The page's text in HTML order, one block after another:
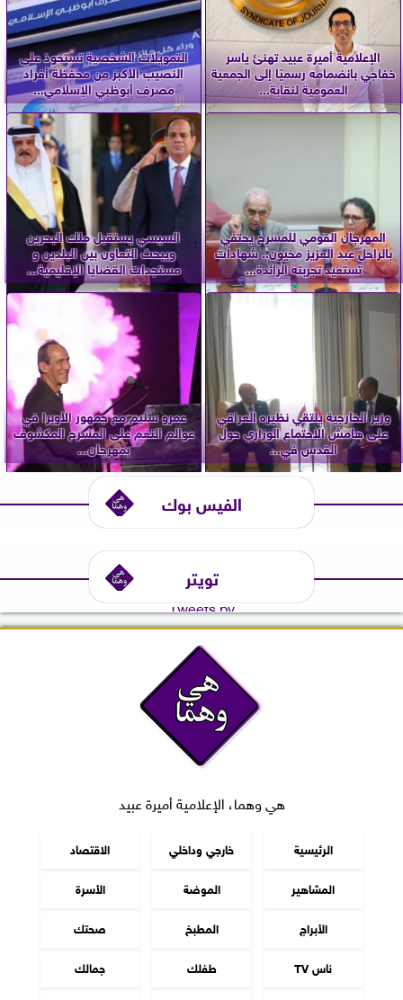
الإعلامية أميرة عبيد تهنئ ياسر
خفاجي بانضمامه رسميًا إلى الجمعية
العمومية لنقابة...
التمويلات الشخصية تستحوذ على
النصيب الأكبر من محفظة أفراد
مصرف أبوظبي الإسلامي...
المهرجان القومي للمسرح يحتفي
بالراحل عبد العزيز مخيون.. شهادات
تستعيد تجربته الرائدة...
السيسي يستقبل ملك البحرين
ويبحث التعاون بين البلدين و
مستجدات القضايا الإقليمية...
وزير الخارجية يلتقي نظيره العراقي
على هامش الاجتماع الوزاري حول
القدس في...
عمرو سليم مع جمهور الأوبرا في
عوالم النغم على المسرح المكشوف
بمهرجان...
الفيس بوك
تويتر
Tweets by
هي وهما، الإعلامية أميرة عبيد
الرئيسية خارجي وداخلي
الاقتصاد
المشاهير
الموضة
الأسرة
الأبراج
المطبخ
صحتك
ناس TV
طفلك
جمالك